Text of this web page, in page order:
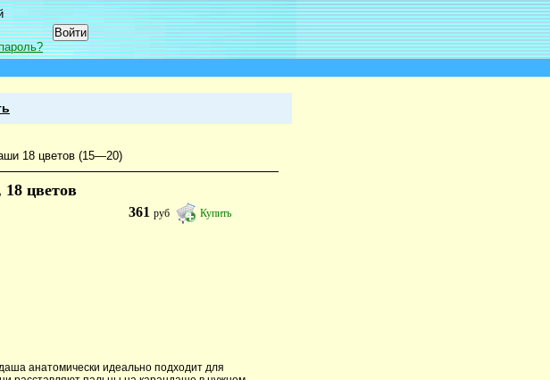
18 цветов (15—20)
цветов
361руб Купить
анатомически идеально подходит для